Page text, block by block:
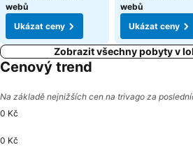
webů
Ukázat ceny
webů
Ukázat ceny
Zobrazit všechny pobyty v
Cenový trend
Na základě nejnižších cen na trivago za
0 Kč
0 Kč